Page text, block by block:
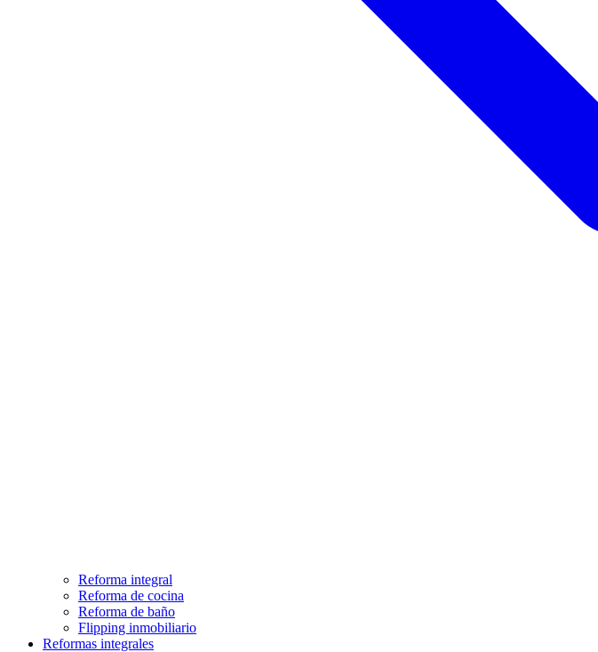
Reforma integral
Reforma de cocina
Reforma de baño
Flipping inmobiliario
Reformas integrales